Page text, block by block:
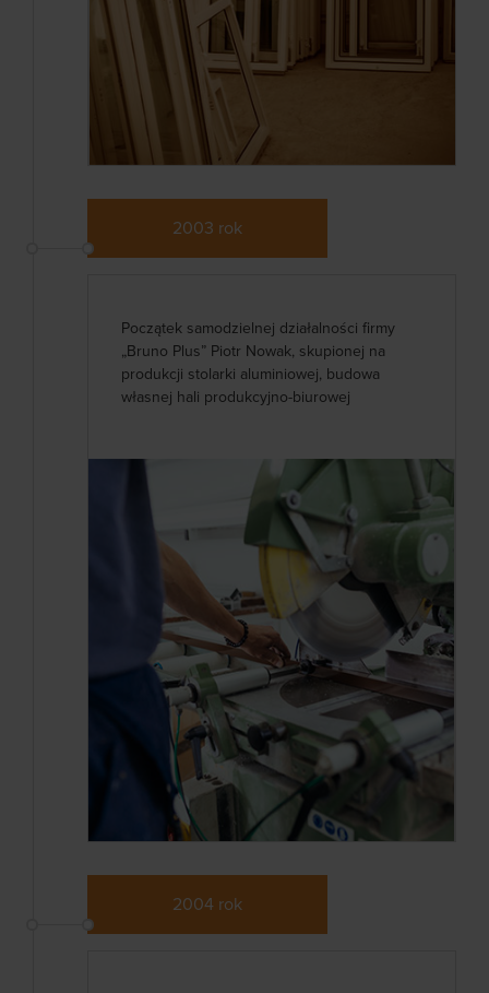
Początek samodzielnej działalności firmy
„Bruno Plus” Piotr Nowak, skupionej na
produkcji stolarki aluminiowej, budowa
własnej hali produkcyjno-biurowej
2003 rok
2004 rok